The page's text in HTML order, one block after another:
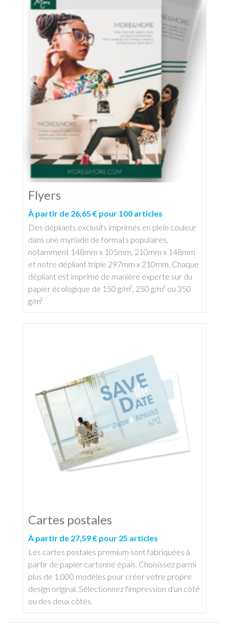
Flyers
À partir de 26,65 € pour 100 articles
Des dépliants exclusifs imprimés en plein couleur
dans une myriade de formats populaires,
notamment 148mm x 105mm, 210mm x 148mm
et notre dépliant triple 297mm x 210mm. Chaque
dépliant est imprimé de manière experte sur du
papier écologique de 150 g/m², 250 g/m² ou 350
g/m²
Cartes postales
À partir de 27,59 € pour 25 articles
Les cartes postales premium sont fabriquées à
partir de papier cartonné épais. Choisissez parmi
plus de 1.000 modèles pour créer votre propre
design original. Sélectionnez l'impression d'un côté
ou des deux côtés.